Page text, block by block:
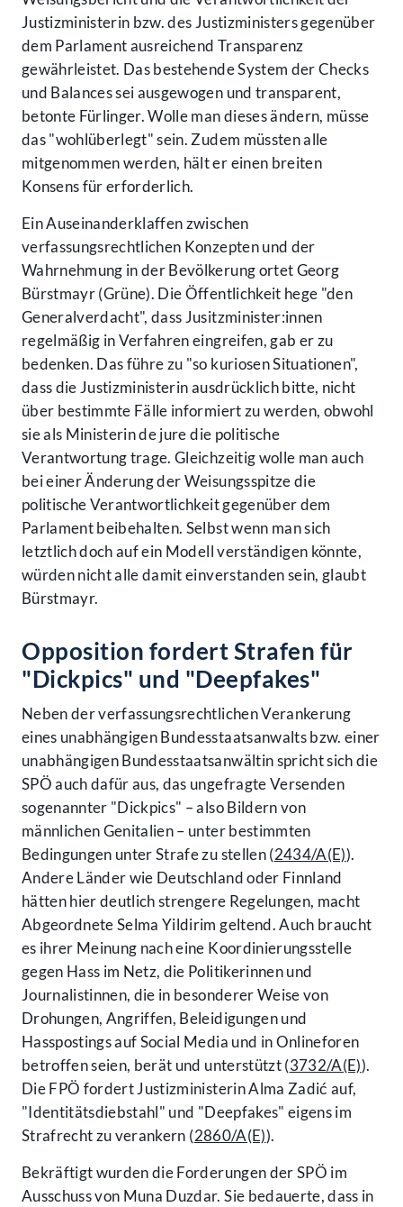
Justizministerin bzw. des Justizministers gegenüber
dem Parlament ausreichend Transparenz
gewährleistet. Das bestehende System der Checks
und Balances sei ausgewogen und transparent,
betonte Fürlinger. Wolle man dieses ändern, müsse
das "wohlüberlegt" sein. Zudem müssten alle
mitgenommen werden, hält er einen breiten
Konsens für erforderlich.
Ein Auseinanderklaffen zwischen
verfassungsrechtlichen Konzepten und der
Wahrnehmung in der Bevölkerung ortet Georg
Bürstmayr (Grüne). Die Öffentlichkeit hege "den
Generalverdacht", dass Jusitzminister:innen
regelmäßig in Verfahren eingreifen, gab er zu
bedenken. Das führe zu "so kuriosen Situationen",
dass die Justizministerin ausdrücklich bitte, nicht
über bestimmte Fälle informiert zu werden, obwohl
sie als Ministerin de jure die politische
Verantwortung trage. Gleichzeitig wolle man auch
bei einer Änderung der Weisungsspitze die
politische Verantwortlichkeit gegenüber dem
Parlament beibehalten. Selbst wenn man sich
letztlich doch auf ein Modell verständigen könnte,
würden nicht alle damit einverstanden sein, glaubt
Bürstmayr.
Opposition fordert Strafen für
"Dickpics" und "Deepfakes"
Neben der verfassungsrechtlichen Verankerung
eines unabhängigen Bundesstaatsanwalts bzw. einer
unabhängigen Bundesstaatsanwältin spricht sich die
SPÖ auch dafür aus, das ungefragte Versenden
sogenannter "Dickpics" – also Bildern von
männlichen Genitalien – unter bestimmten
Bedingungen unter Strafe zu stellen (2434/A(E)).
Andere Länder wie Deutschland oder Finnland
hätten hier deutlich strengere Regelungen, macht
Abgeordnete Selma Yildirim geltend. Auch braucht
es ihrer Meinung nach eine Koordinierungsstelle
gegen Hass im Netz, die Politikerinnen und
Journalistinnen, die in besonderer Weise von
Drohungen, Angriffen, Beleidigungen und
Hasspostings auf Social Media und in Onlineforen
betroffen seien, berät und unterstützt (3732/A(E)).
Die FPÖ fordert Justizministerin Alma Zadić auf,
"Identitätsdiebstahl" und "Deepfakes" eigens im
Strafrecht zu verankern (2860/A(E)).
Bekräftigt wurden die Forderungen der SPÖ im
Ausschuss von Muna Duzdar. Sie bedauerte, dass in